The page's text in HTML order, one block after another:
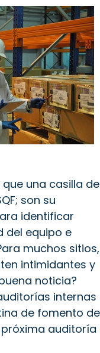
una casilla de
son su
identificar
del equipo e
muchos sitios,
intimidantes y
noticia?
internas
de fomento de
auditoría